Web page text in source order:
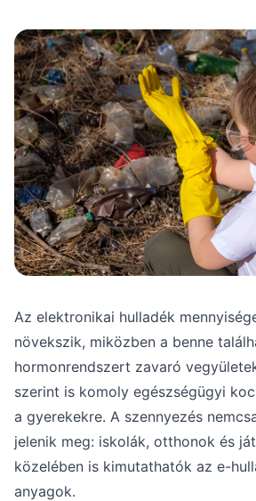
Az elektronikai hulladék
növekszik, miközben a benne
hormonrendszert zavaró
szerint is komoly egészségügyi
a gyerekekre. A szennyezés
jelenik meg: iskolák, otthonok és
közelében is kimutathatók az e-
anyagok.